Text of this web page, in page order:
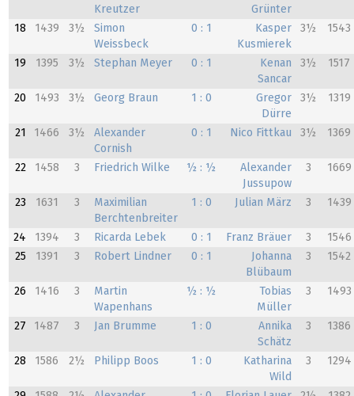
Kreutzer
Grünter
18 1439 3½
Simon
Weissbeck
0 : 1
Kasper
Kusmierek
3½ 1543
19 1395 3½ Stephan Meyer 0 : 1
Kenan
Sancar
3½ 1517
20 1493 3½ Georg Braun 1 : 0
Gregor
Dürre
3½ 1319
21 1466 3½
Alexander
Cornish
0 : 1 Nico Fittkau 3½ 1369
22 1458 3 Friedrich Wilke ½ : ½
Alexander
Jussupow
3 1669
23 1631 3
Maximilian
Berchtenbreiter
1 : 0 Julian März 3 1439
24 1394 3 Ricarda Lebek 0 : 1 Franz Bräuer 3
1546
25
1391 3 Robert Lindner 0 : 1
Johanna
Blübaum
3 1542
26 1416 3
Martin
Wapenhans
½ : ½
Tobias
Müller
3 1493
27 1487 3 Jan Brumme 1 : 0
Annika
Schätz
3 1386
28 1586 2½ Philipp Boos 1 : 0
Katharina
Wild
3 1294